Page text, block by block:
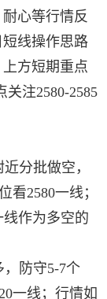
心等行情反
线操作思路
方短期重点
关注2580-2585
分批做空，
看2580一线；
线作为多空的
，防守5-7个
一线；行情如